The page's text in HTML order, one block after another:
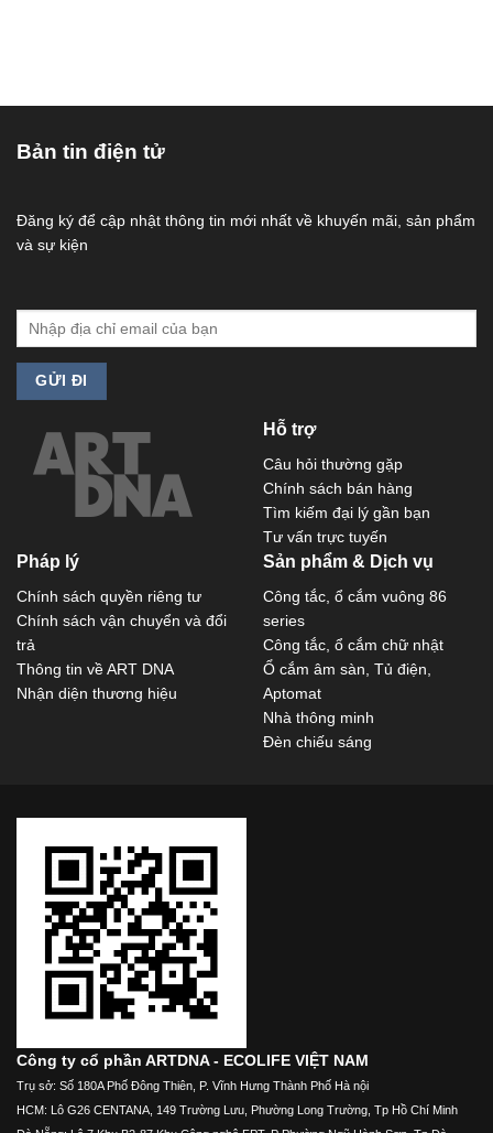
Bản tin điện tử
Đăng ký để cập nhật thông tin mới nhất về khuyến mãi, sản phẩm
và sự kiện
Hỗ trợ
Câu hỏi thường gặp
Chính sách bán hàng
Tìm kiếm đại lý gần bạn
Tư vấn trực tuyến
Pháp lý
Chính sách quyền riêng tư
Chính sách vận chuyển và đổi
trả
Thông tin về ART DNA
Nhận diện thương hiệu
Sản phẩm & Dịch vụ
Công tắc, ổ cắm vuông 86
series
Công tắc, ổ cắm chữ nhật
Ổ cắm âm sàn, Tủ điện,
Aptomat
Nhà thông minh
Đèn chiếu sáng
Công ty cổ phần ARTDNA - ECOLIFE VIỆT NAM
Trụ sở: Số 180A Phố Đông Thiên, P. Vĩnh Hưng Thành Phố Hà nội
HCM: Lô G26 CENTANA, 149 Trường Lưu, Phường Long Trường, Tp Hồ Chí Minh